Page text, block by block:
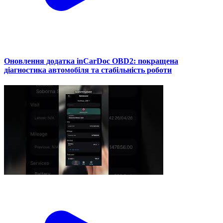
Оновлення додатка inCarDoc OBD2: покращена
діагностика автомобіля та стабільність роботи